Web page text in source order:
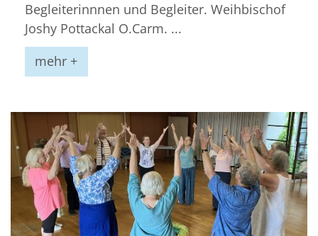
Begleiterinnnen und Begleiter. Weihbischof
Joshy Pottackal O.Carm. ...
mehr +